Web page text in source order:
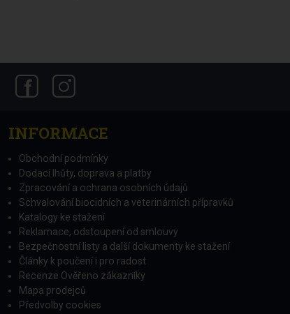
INFORMACE
Obchodní podmínky
Dodací lhůty, doprava a platby
Zpracování a ochrana osobních údajů
Schvalování biocidních a veterinárních přípravků
Katalogy ke stažení
Reklamace, odstoupení od smlouvy
Bezpečnostní listy a další dokumenty ke stažení
Články k poučení i pro radost
Recenze Ověřeno zákazníky
Mapa prodejců
Předvolby cookies